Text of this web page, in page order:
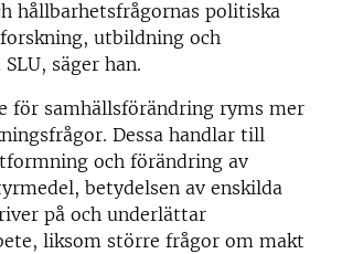
hållbarhetsfrågornas politiska
utbildning och
säger han.
för samhällsförändring ryms mer
Dessa handlar till
och förändring av
betydelsen av enskilda
på och underlättar
liksom större frågor om makt